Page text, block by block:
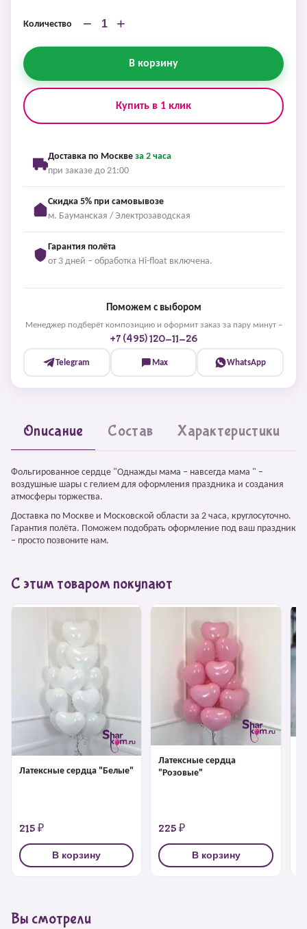
Количество − +
В корзину
Купить в 1 клик
Доставка по Москве за 2 часа
при заказе до 21:00
Скидка 5% при самовывозе
м. Бауманская / Электрозаводская
Гарантия полёта
от 3 дней – обработка Hi-float включена.
Поможем с выбором
Менеджер подберёт композицию и оформит заказ за пару минут –
+7 (495) 120-11-26
Telegram Max WhatsApp
Описание Состав Характеристики
Фольгированное сердце "Однажды мама – навсегда мама " –
воздушные шары с гелием для оформления праздника и создания
атмосферы торжества.
Доставка по Москве и Московской области за 2 часа, круглосуточно.
Гарантия полёта. Поможем подобрать оформление под ваш праздник
– просто позвоните нам.
С этим товаром покупают
Латексные сердца "Белые"
215 ₽
В корзину
Латексные сердца
"Розовые"
225 ₽
В корзину
Вы смотрели